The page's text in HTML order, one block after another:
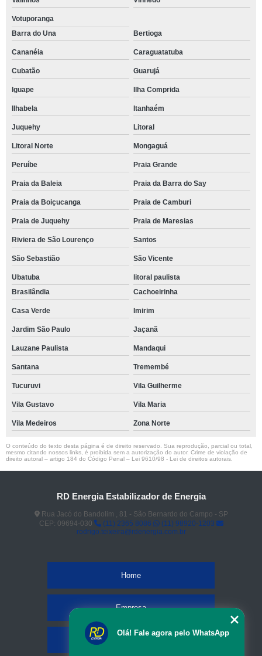
Votuporanga
Barra do Una
Bertioga
Cananéia Caraguatatuba
Cubatão Guarujá
Iguape Ilha Comprida
Ilhabela Itanhaém
Juquehy Litoral
Litoral Norte Mongaguá
Peruíbe Praia Grande
Praia da Baleia Praia da Barra do Say
Praia da Boiçucanga Praia de Camburi
Praia de Juquehy Praia de Maresias
Riviera de São Lourenço Santos
São Sebastião São Vicente
Ubatuba
litoral paulista
Brasilândia
Cachoeirinha
Casa Verde Imirim
Jardim São Paulo Jaçanã
Lauzane Paulista Mandaqui
Santana Tremembé
Tucuruvi Vila Guilherme
Vila Gustavo Vila Maria
Vila Medeiros Zona Norte
O conteúdo do texto desta página é de direito reservado. Sua reprodução, parcial ou total,
mesmo citando nossos links, é proibida sem a autorização do autor. Crime de violação de
direito autoral – artigo 184 do Código Penal – Lei 9610/98 - Lei de direitos autorais
RD Energia Estabilizador de Energia
Rua Jacó do Bandolim , 81 - São Bernardo do Campo - SP
CEP: 09694-030
(11) 2365 8086
(11) 98920-1203
rodrigo.teixeira@rdenergia.com.br
Home
Empresa
Olá! Fale agora pelo WhatsApp